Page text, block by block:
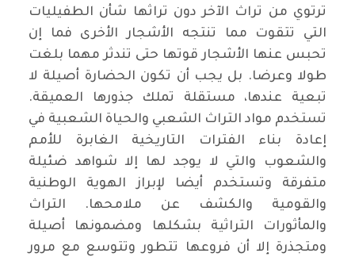
ترتوي من تراث الآخر دون تراثها شأن الطفيليات
التي تتقوت مما تنتجه الأشجار الأخرى فما إن
تحبس عنها الأشجار قوتها حتى تندثر مهما بلغت
طولا وعرضا. بل يجب أن تكون الحضارة أصيلة لا
تبعية عندها، مستقلة تملك جذورها العميقة.
تستخدم مواد التراث الشعبي والحياة الشعبية في
إعادة بناء الفترات التاريخية الغابرة للأمم
والشعوب والتي لا يوجد لها إلا شواهد ضئيلة
متفرقة وتستخدم أيضا لإبراز الهوية الوطنية
والقومية والكشف عن ملامحها. التراث
والمأثورات التراثية بشكلها ومضمونها أصيلة
ومتجذرة إلا أن فروعها تتطور وتتوسع مع مرور